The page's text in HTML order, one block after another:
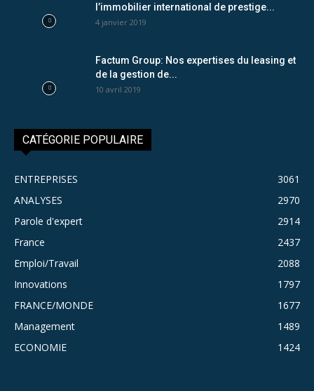
l’immobilier international de prestige...
4 janvier 2019
Factum Group: Nos expertises du leasing et
de la gestion de...
10 avril 2019
CATÉGORIE POPULAIRE
ENTREPRISES
3061
ANALYSES
2970
Parole d'expert
2914
France
2437
Emploi/Travail
2088
Innovations
1797
FRANCE/MONDE
1677
Management
1489
ECONOMIE
1424